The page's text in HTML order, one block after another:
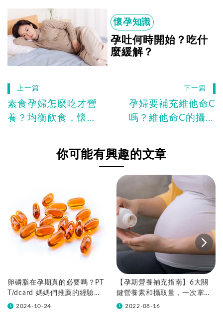
懷孕知識
孕吐何時開始？吃什
麼緩解？
上一篇
素食孕婦怎麼吃才營
養？均衡飲食，懷孕
下一篇
孕婦要補充維他命C
嗎？維他命C的攝取
你可能有興趣的文章
卵磷脂在孕期真的必要嗎？PT
T/dcard 媽媽們推薦的經驗告
訴你！
2024-10-24
【孕期營養補充指南】6大關
鍵營養素和攝取量，一次掌
握！2022-08-16